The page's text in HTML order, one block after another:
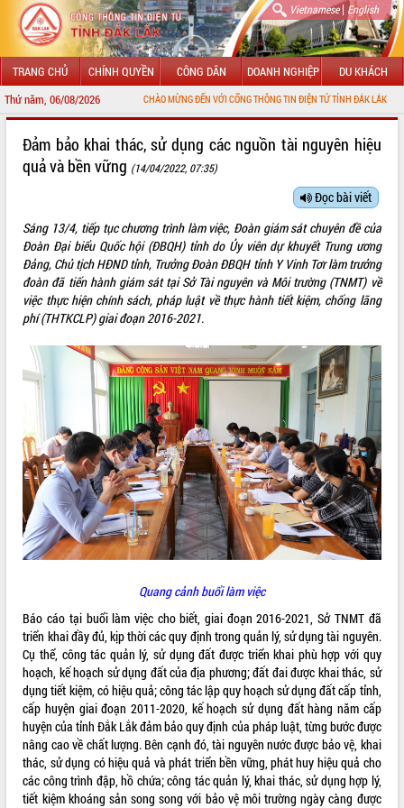
Vietnamese| English
TRANG CHỦ CHÍNH QUYỀN CÔNG DÂN DOANH NGHIỆP DU KHÁCH
Thứ năm, 06/08/2026
CHÀO MỪNG ĐẾN VỚI CỔNG THÔNG TIN ĐIỆN TỬ TỈNH ĐẮK LẮK
LÃNH ĐẠO UBND TỈNH
SỞ, BAN, NGÀNH
UBND CÁC XÃ, PHƯỜNG
THÔNG TIN CHỈ ĐẠO ĐIỀU HÀNH
HỆ THỐNG VĂN BẢN
VĂN BẢN HĐND TỈNH
ĐIỂM TIN VĂN BẢN
QUY HOẠCH - KẾ HOẠCH
Đảm bảo khai thác, sử dụng các nguồn tài nguyên hiệu
quả và bền vững (14/04/2022, 07:35)
Đọc bài viết
Sáng 13/4, tiếp tục chương trình làm việc, Đoàn giám sát chuyên đề của
Đoàn Đại biểu Quốc hội (ĐBQH) tỉnh do Ủy viên dự khuyết Trung ương
Đảng, Chủ tịch HĐND tỉnh, Trưởng Đoàn ĐBQH tỉnh Y Vinh Tơr làm trưởng
đoàn đã tiến hành giám sát tại Sở Tài nguyên và Môi trường (TNMT) về
việc thực hiện chính sách, pháp luật về thực hành tiết kiệm, chống lãng
phí (THTKCLP) giai đoạn 2016-2021.
Quang cảnh buổi làm việc
Báo cáo tại buổi làm việc cho biết, giai đoạn 2016-2021, Sở TNMT đã
triển khai đầy đủ, kịp thời các quy định trong quản lý, sử dụng tài nguyên.
Cụ thể, công tác quản lý, sử dụng đất được triển khai phù hợp với quy
hoạch, kế hoạch sử dụng đất của địa phương; đất đai được khai thác, sử
dụng tiết kiệm, có hiệu quả; công tác lập quy hoạch sử dụng đất cấp tỉnh,
cấp huyện giai đoạn 2011-2020, kế hoạch sử dụng đất hàng năm cấp
huyện của tỉnh Đắk Lắk đảm bảo quy định của pháp luật, từng bước được
nâng cao về chất lượng. Bên cạnh đó, tài nguyên nước được bảo vệ, khai
thác, sử dụng có hiệu quả và phát triển bền vững, phát huy hiệu quả cho
các công trình đập, hồ chứa; công tác quản lý, khai thác, sử dụng hợp lý,
tiết kiệm khoáng sản song song với bảo vệ môi trường ngày càng được